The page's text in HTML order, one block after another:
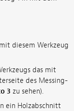
diesem Werkzeug
das mit
des Messing-
3 zu sehen).
ein Holzabschnitt